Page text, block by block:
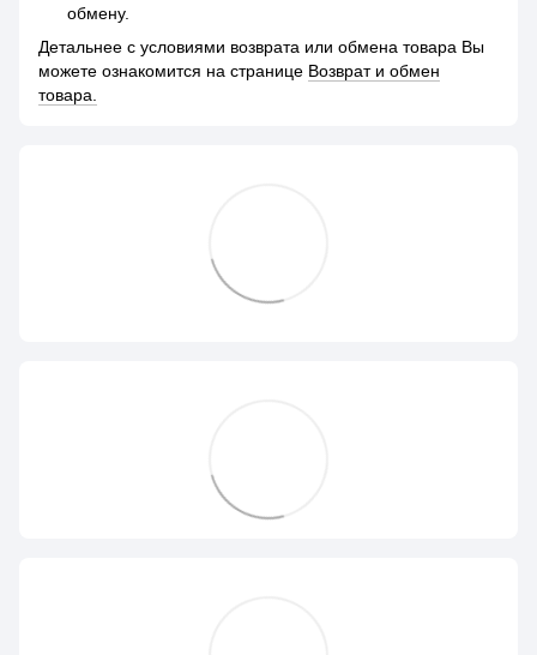
обмену.
Детальнее с условиями возврата или обмена товара Вы
можете ознакомится на странице Возврат и обмен
товара.